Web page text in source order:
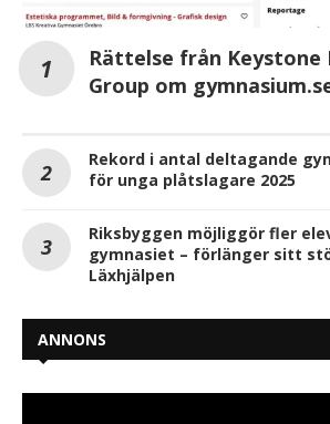
Rättelse från Keystone
Group om
Rekord i antal deltagande
för unga plåtslagare 2025
Riksbyggen möjliggör fler
gymnasiet – förlänger sitt
Läxhjälpen
ANNONS